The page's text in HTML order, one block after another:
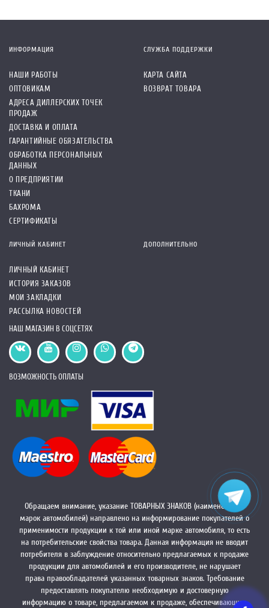
ИНФОРМАЦИЯ
НАШИ РАБОТЫ
ОПТОВИКАМ
АДРЕСА ДИЛЛЕРСКИХ ТОЧЕК
ПРОДАЖ
ДОСТАВКА И ОПЛАТА
ГАРАНТИЙНЫЕ ОБЯЗАТЕЛЬСТВА
ОБРАБОТКА ПЕРСОНАЛЬНЫХ
ДАННЫХ
О ПРЕДПРИЯТИИ
ТКАНИ
БАХРОМА
СЕРТИФИКАТЫ
СЛУЖБА ПОДДЕРЖКИ
КАРТА САЙТА
ВОЗВРАТ ТОВАРА
ЛИЧНЫЙ КАБИНЕТ
ЛИЧНЫЙ КАБИНЕТ
ИСТОРИЯ ЗАКАЗОВ
МОИ ЗАКЛАДКИ
РАССЫЛКА НОВОСТЕЙ
ДОПОЛНИТЕЛЬНО
НАШ МАГАЗИН В СОЦСЕТЯХ
ВОЗМОЖНОСТЬ ОПЛАТЫ
Обращаем внимание, указание ТОВАРНЫХ ЗНАКОВ (наименований
марок автомобилей) направлено на информирование покупателей о
применимости продукции к той или иной марке автомобиля, то есть
на потребительские свойства товара. Данная информация не вводит
потребителя в заблуждение относительно предлагаемых к продаже
продукции для автомобилей и его производителе, не нарушает
права правообладателей указанных товарных знаков. Требование
предоставлять покупателю необходимую и достоверную
информацию о товаре, предлагаемом к продаже, обеспечивающую